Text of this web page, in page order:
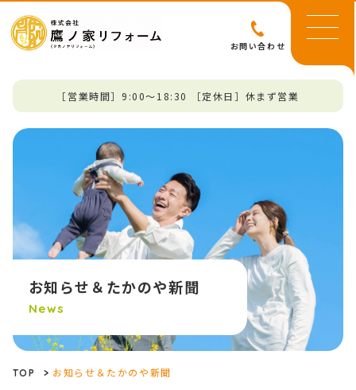
お問い合わせ
［営業時間］9:00～18:30 ［定休日］休まず営業
お知らせ＆たかのや新聞
News
TOP > お知らせ＆たかのや新聞